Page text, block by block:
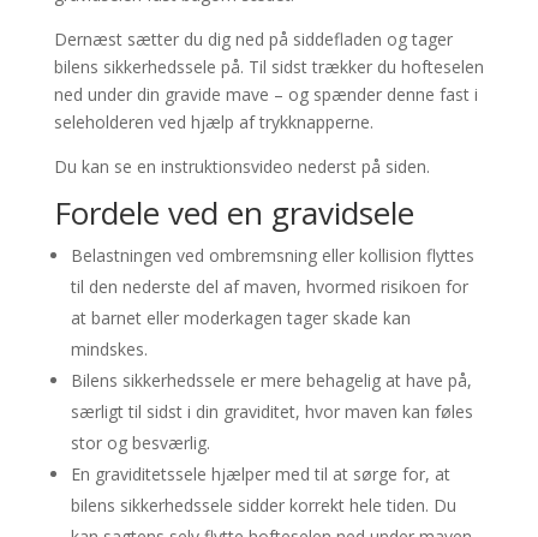
Dernæst sætter du dig ned på siddefladen og tager
bilens sikkerhedssele på. Til sidst trækker du hofteselen
ned under din gravide mave – og spænder denne fast i
seleholderen ved hjælp af trykknapperne.
Du kan se en instruktionsvideo nederst på siden.
Fordele ved en gravidsele
Belastningen ved ombremsning eller kollision flyttes
til den nederste del af maven, hvormed risikoen for
at barnet eller moderkagen tager skade kan
mindskes.
Bilens sikkerhedssele er mere behagelig at have på,
særligt til sidst i din graviditet, hvor maven kan føles
stor og besværlig.
En graviditetssele hjælper med til at sørge for, at
bilens sikkerhedssele sidder korrekt hele tiden. Du